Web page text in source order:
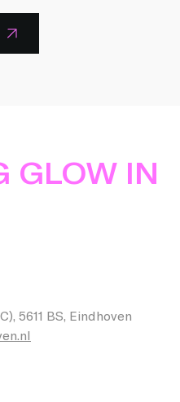
GLOW IN
5611 BS, Eindhoven